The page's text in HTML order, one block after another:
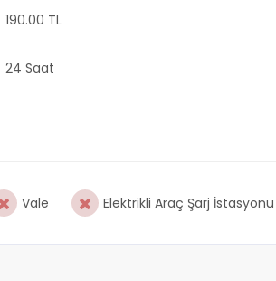
190.00 TL
24 Saat
Vale Elektrikli Araç Şarj İstasyonu